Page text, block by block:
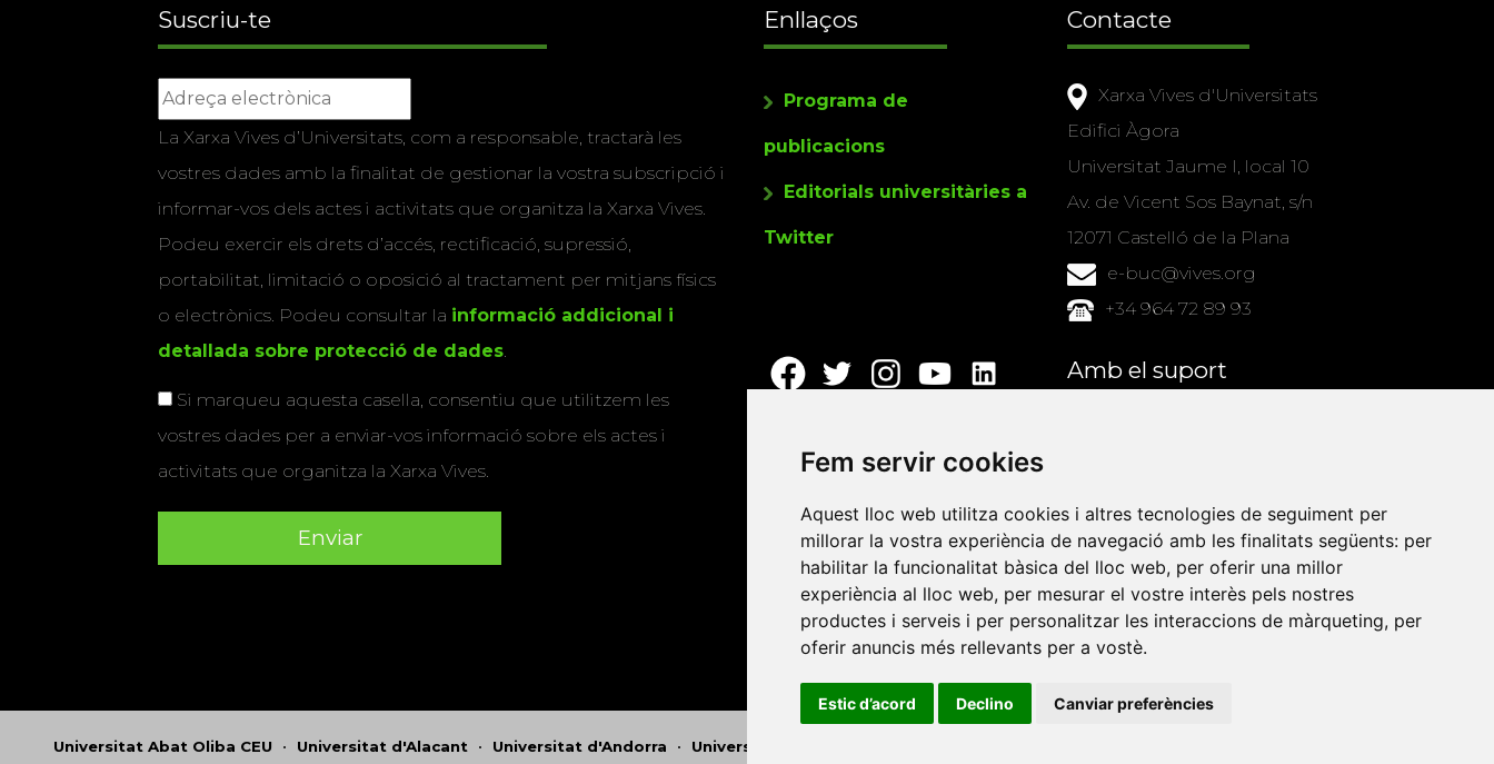
Fem servir cookies
Aquest lloc web utilitza cookies i altres tecnologies de seguiment per
millorar la vostra experiència de navegació amb les finalitats següents: per
habilitar la funcionalitat bàsica del lloc web, per oferir una millor
experiència al lloc web, per mesurar el vostre interès pels nostres
productes i serveis i per personalitzar les interaccions de màrqueting, per
oferir anuncis més rellevants per a vostè.
Estic d’acord Declino Canviar preferències
Suscriu-te
La Xarxa Vives d’Universitats, com a responsable, tractarà les
vostres dades amb la finalitat de gestionar la vostra subscripció i
informar-vos dels actes i activitats que organitza la Xarxa Vives.
Podeu exercir els drets d’accés, rectificació, supressió,
portabilitat, limitació o oposició al tractament per mitjans físics
o electrònics. Podeu consultar la informació addicional i
detallada sobre protecció de dades.
Si marqueu aquesta casella, consentiu que utilitzem les
vostres dades per a enviar-vos informació sobre els actes i
activitats que organitza la Xarxa Vives.
Enllaços
Programa de
publicacions
Editorials universitàries a
Twitter
Contacte
Xarxa Vives d'Universitats
Edifici Àgora
Universitat Jaume I, local 10
Av. de Vicent Sos Baynat, s/n
12071 Castelló de la Plana
e-buc@vives.org
+34 964 72 89 93
Amb el suport
de
Universitat Abat Oliba CEU • Universitat d'Alacant • Universitat d'Andorra • Universitat Autònoma de Barcelona